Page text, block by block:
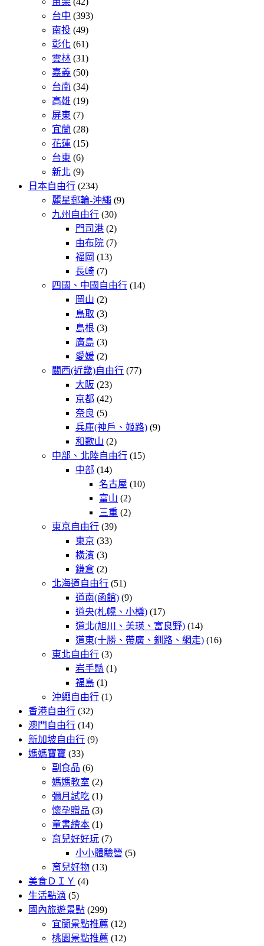
台中 (393)
南投 (49)
彰化 (61)
雲林 (31)
嘉義 (50)
台南 (34)
高雄 (19)
屏東 (7)
宜蘭 (28)
花蓮 (15)
台東 (6)
新北 (9)
日本自由行 (234)
麗星郵輪-沖繩 (9)
九州自由行 (30)
門司港 (2)
由布院 (7)
福岡 (13)
長崎 (7)
四國、中國自由行 (14)
岡山 (2)
鳥取 (3)
島根 (3)
廣島 (3)
愛媛 (2)
關西(近畿)自由行 (77)
大阪 (23)
京都 (42)
奈良 (5)
兵庫(神戶、姬路) (9)
和歌山 (2)
中部、北陸自由行 (15)
中部 (14)
名古屋 (10)
富山 (2)
三重 (2)
東京自由行 (39)
東京 (33)
橫濱 (3)
鎌倉 (2)
北海道自由行 (51)
道南(函館) (9)
道央(札幌、小樽) (17)
道北(旭川、美瑛、富良野) (14)
道東(十勝、帶廣、釧路、網走) (16)
東北自由行 (3)
岩手縣 (1)
福島 (1)
沖繩自由行 (1)
香港自由行 (32)
澳門自由行 (14)
新加坡自由行 (9)
媽媽寶寶 (33)
副食品 (6)
媽媽教室 (2)
彌月試吃 (1)
懷孕贈品 (3)
童書繪本 (1)
育兒好好玩 (7)
小小體驗營 (5)
育兒好物 (13)
美食ＤＩＹ (4)
生活點滴 (5)
國內旅遊景點 (299)
宜蘭景點推薦 (12)
桃園景點推薦 (12)